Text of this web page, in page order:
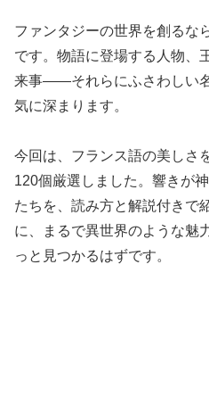
ファンタジーの世界を創るな
です。物語に登場する人物、
来事——それらにふさわしい
気に深まります。
今回は、フランス語の美しさ
120個厳選しました。響きが
たちを、読み方と解説付きで
に、まるで異世界のような魅
っと見つかるはずです。